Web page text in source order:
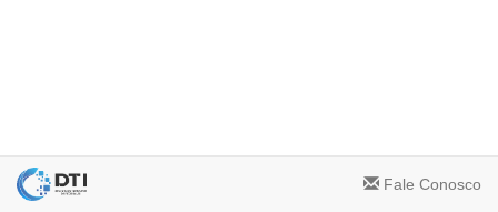
Fale Conosco